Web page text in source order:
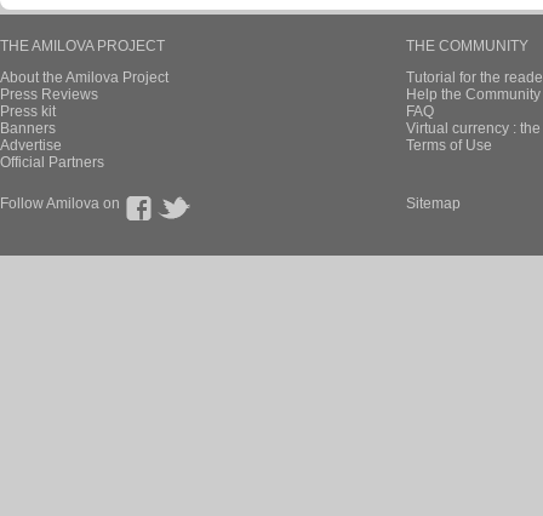
THE AMILOVA PROJECT
About the Amilova Project
Press Reviews
Press kit
Banners
Advertise
Official Partners
THE COMMUNITY
Tutorial for the
Help the
FAQ
Virtual currency :
Terms of Use
Follow Amilova on Sitemap